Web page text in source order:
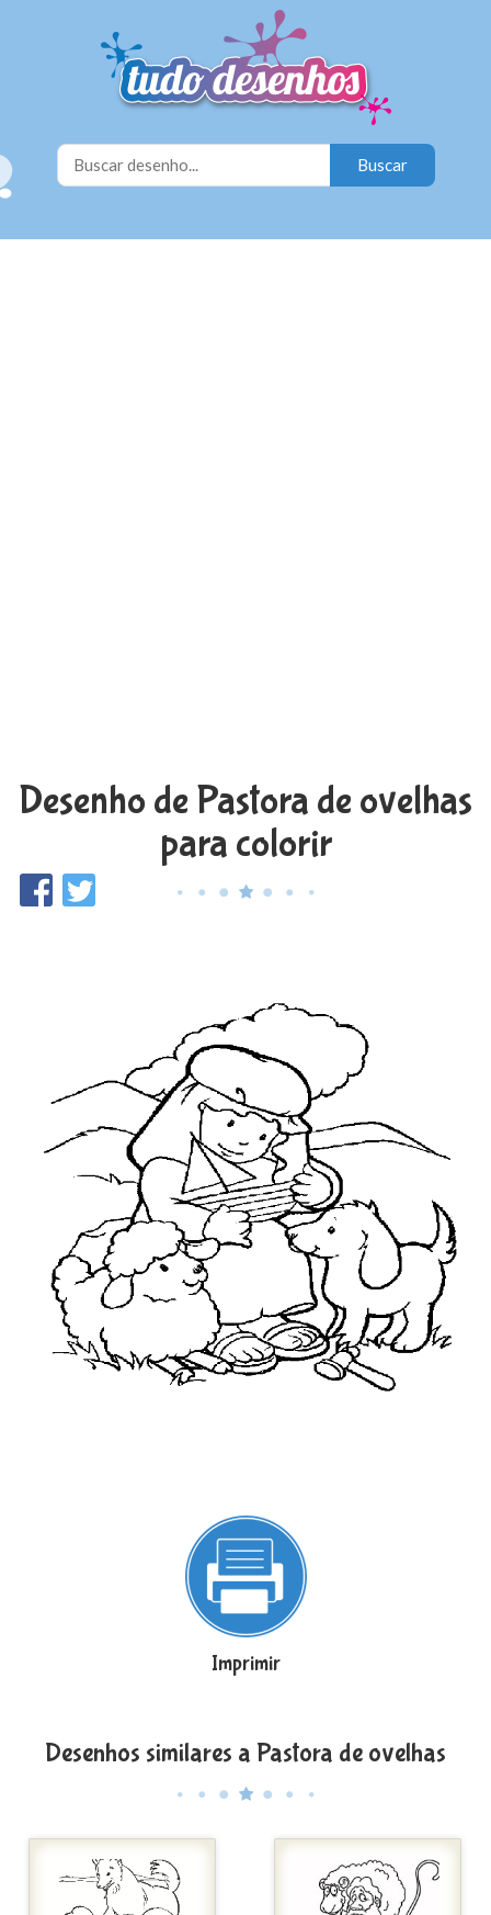
Desenho de Pastora de ovelhas
para colorir
Imprimir
Desenhos similares a Pastora de ovelhas